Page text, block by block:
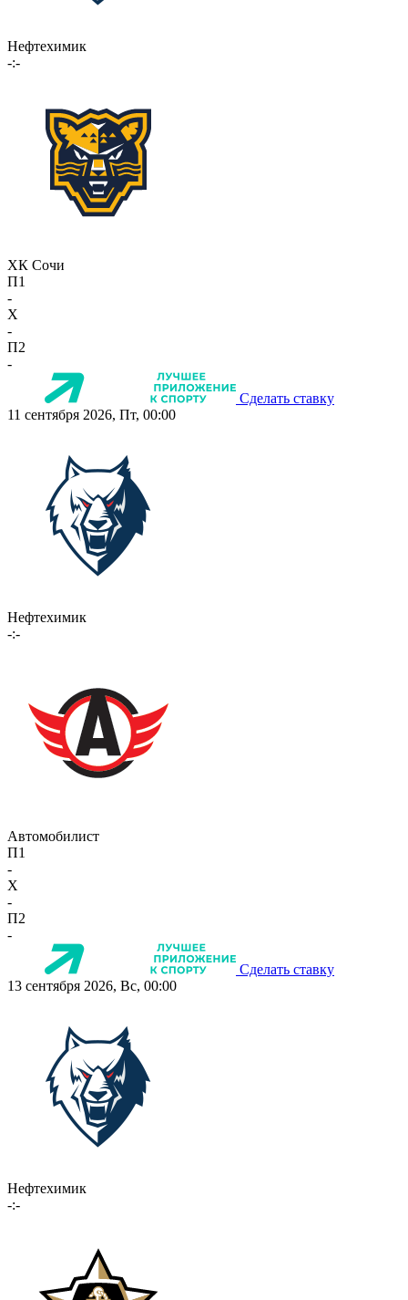
Нефтехимик
-:-
ХК Сочи
П1
-
X
-
П2
-
Сделать ставку
11 сентября 2026, Пт, 00:00
Нефтехимик
-:-
Автомобилист
П1
-
X
-
П2
-
Сделать ставку
13 сентября 2026, Вс, 00:00
Нефтехимик
-:-